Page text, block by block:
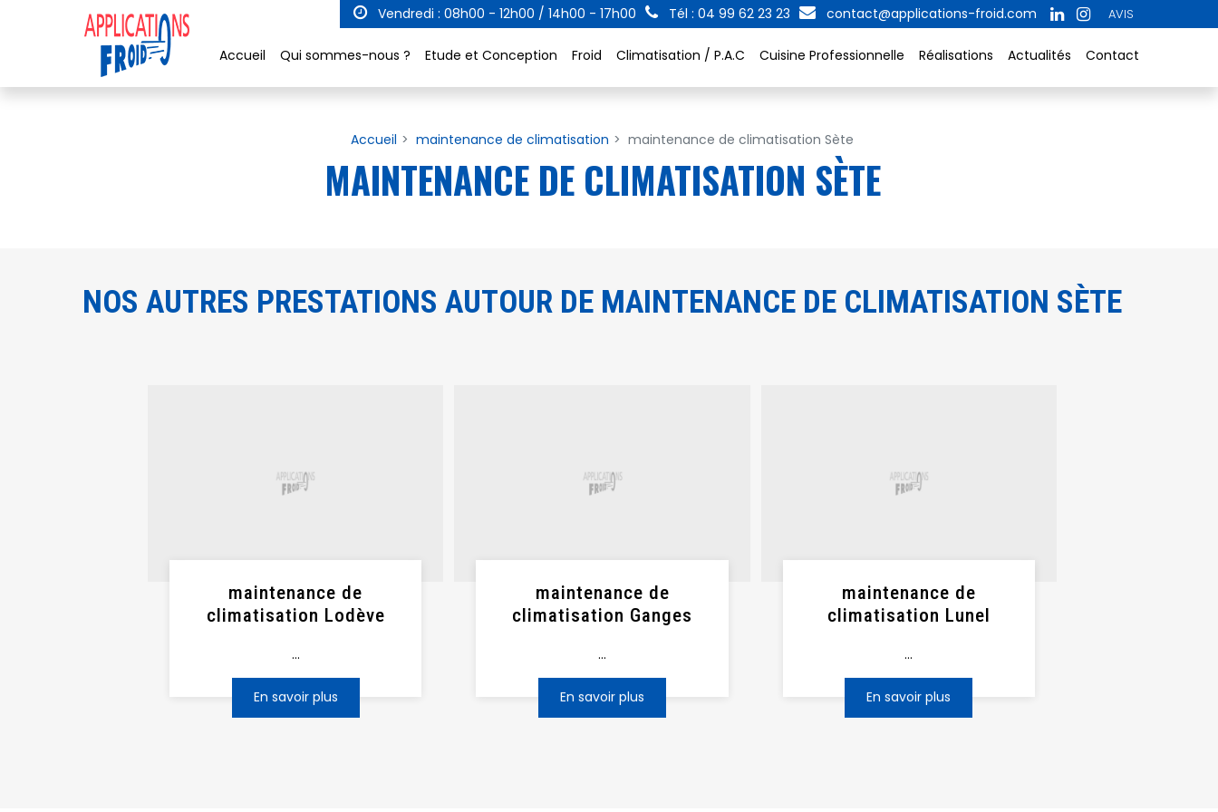
Vendredi : 08h00 - 12h00 / 14h00 - 17h00 Tél : 04 99 62 23 23 contact@applications-froid.com AVIS
Accueil Qui sommes-nous ? Etude et Conception Froid Climatisation / P.A.C Cuisine Professionnelle Réalisations Actualités Contact
Accueil maintenance de climatisation maintenance de climatisation Sète
MAINTENANCE DE CLIMATISATION SÈTE
NOS AUTRES PRESTATIONS AUTOUR DE MAINTENANCE DE CLIMATISATION SÈTE
maintenance de
climatisation Lodève
...
En savoir plus
maintenance de
climatisation Ganges
...
En savoir plus
maintenance de
climatisation Lunel
...
En savoir plus
Panneau de gestion des cookies